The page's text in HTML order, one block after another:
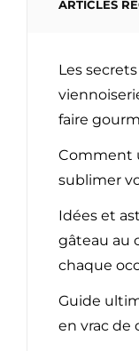
ARTICLES
Les
faire
Comment
sublimer
Idées et
gâteau au
chaque
Guide
en vrac de